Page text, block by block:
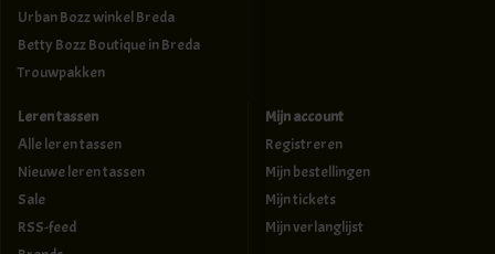
Urban Bozz winkel Breda
Betty Bozz Boutique in Breda
Trouwpakken
Leren tassen
Alle leren tassen
Nieuwe leren tassen
Sale
RSS-feed
Mijn account
Registreren
Mijn bestellingen
Mijn tickets
Mijn verlanglijst